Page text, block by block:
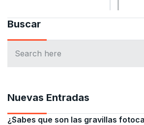
Buscar
Nuevas Entradas
¿Sabes que son las gravillas